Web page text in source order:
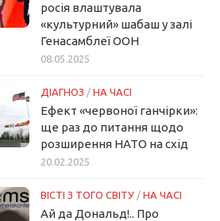
росія влаштувала
«культурний» шабаш у залі
Генасамблеї ООН
08.05.2025
ДІАГНОЗ / НА ЧАСІ
Ефект «червоної ганчірки»:
ще раз до питання щодо
розширення НАТО на схід
20.02.2025
ВІСТІ З ТОГО СВІТУ / НА ЧАСІ
Ай да Дональд!.. Про